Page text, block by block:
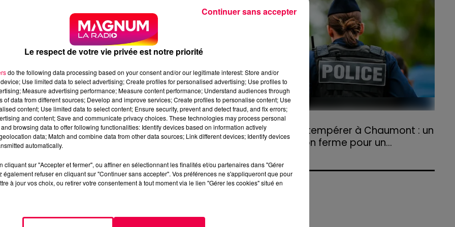
de la République, ainsi que des représentants du
de la DIPN (Direction Interdépartementale de la Police
du Grand Nancy était également sur place.
et-Moselle, est aussi sur les lieux du crash cet
à un club parachutiste ». « L’avion qui transportait 11
aux abords immédiats de l’aérodrome. Il n'y a pas
instructeurs et les cinq clients (probablement des
tous décédés.
ainsi que 25 engins du SDIS. Deux équipes du SAMU,
sécurité civile sont sur place.
OUVERTE...
Moselle, pour apporter un soutien psychologique aux
a été mise en place au sein de l’espace
peuvent s’y présenter spontanément pour
agriculteurs volontaires pour venir en aide...
31 juillet 2026
Refus d'obtempérer à Chaumont : un
an de prison ferme pour un...
l'annulation de son permis et la confiscation
de son véhicule.
Le respect de votre vie privée est notre priorité
do the following data processing based on your consent and/or our legitimate interest: Store and/or
Use limited data to select advertising; Create profiles for personalised advertising; Use profiles to
Measure advertising performance; Measure content performance; Understand audiences through
of data from different sources; Develop and improve services; Create profiles to personalise content; Use
content; Use limited data to select content; Ensure security, prevent and detect fraud, and fix errors;
and content; Save and communicate privacy choices. These technologies may process personal
browsing data to offer following functionalities: Identify devices based on information actively
data; Match and combine data from other data sources; Link different devices; Identify devices
automatically.
cliquant sur "Accepter et fermer", ou affiner en sélectionnant les finalités et/ou partenaires dans "Gérer
également refuser en cliquant sur "Continuer sans accepter". Vos préférences ne s'appliqueront que pour
à jour vos choix, ou retirer votre consentement à tout moment via le lien "Gérer les cookies" situé en
Continuer sans accepter